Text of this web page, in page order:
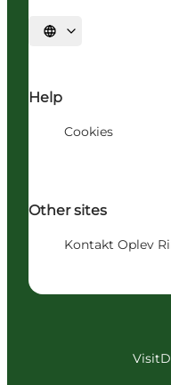
Vælg sprog
Help
Cookies
Other sites
Kontakt Oplev